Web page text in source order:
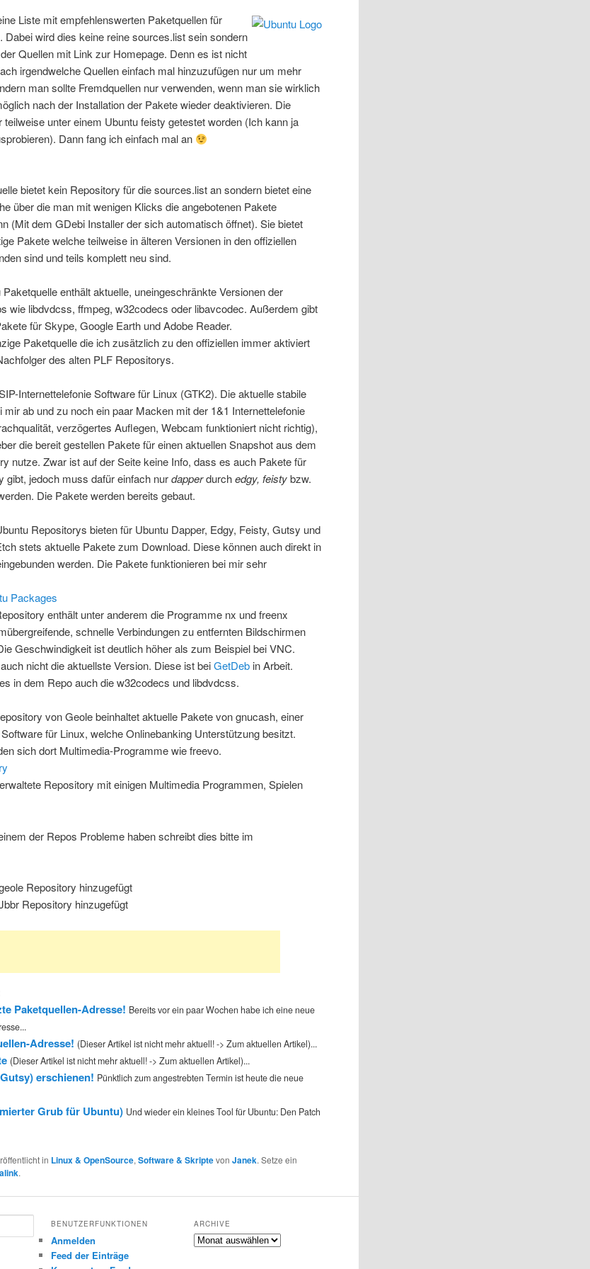
Liste mit empfehlenswerten Paketquellen für
Dabei wird dies keine reine sources.list sein sondern
Quellen mit Link zur Homepage. Denn es ist nicht
irgendwelche Quellen einfach mal hinzuzufügen nur um mehr
man sollte Fremdquellen nur verwenden, wenn man sie wirklich
nach der Installation der Pakete wieder deaktivieren. Die
teilweise unter einem Ubuntu feisty getestet worden (Ich kann ja
Dann fang ich einfach mal an
bietet kein Repository für die sources.list an sondern bietet eine
über die man mit wenigen Klicks die angebotenen Pakete
(Mit dem GDebi Installer der sich automatisch öffnet). Sie bietet
Pakete welche teilweise in älteren Versionen in den offiziellen
sind und teils komplett neu sind.
enthält aktuelle, uneingeschränkte Versionen der
wie libdvdcss, ffmpeg, w32codecs oder libavcodec. Außerdem gibt
für Skype, Google Earth und Adobe Reader.
Paketquelle die ich zusätzlich zu den offiziellen immer aktiviert
des alten PLF Repositorys.
Internettelefonie Software für Linux (GTK2). Die aktuelle stabile
mir ab und zu noch ein paar Macken mit der 1&1 Internettelefonie
verzögertes Auflegen, Webcam funktioniert nicht richtig),
die bereit gestellen Pakete für einen aktuellen Snapshot aus dem
nutze. Zwar ist auf der Seite keine Info, dass es auch Pakete für
gibt, jedoch muss dafür einfach nurdapperdurchedgy, feistybzw.
Die Pakete werden bereits gebaut.
Repositorys bieten für Ubuntu Dapper, Edgy, Feisty, Gutsy und
stets aktuelle Pakete zum Download. Diese können auch direkt in
werden. Die Pakete funktionieren bei mir sehr
Packages
enthält unter anderem die Programme nx und freenx
schnelle Verbindungen zu entfernten Bildschirmen
Geschwindigkeit ist deutlich höher als zum Beispiel bei VNC.
nicht die aktuellste Version. Diese ist beiGetDebin Arbeit.
in dem Repo auch die w32codecs und libdvdcss.
von Geole beinhaltet aktuelle Pakete von gnucash, einer
für Linux, welche Onlinebanking Unterstützung besitzt.
sich dort Multimedia-Programme wie freevo.
Repository mit einigen Multimedia Programmen, Spielen
der Repos Probleme haben schreibt dies bitte im
Repository hinzugefügt
Repository hinzugefügt
Paketquellen-Adresse! Bereits vor ein paar Wochen habe ich eine neue
Adresse! (Dieser Artikel ist nicht mehr aktuell! -> Zum aktuellen Artikel)...
(Dieser Artikel ist nicht mehr aktuell! -> Zum aktuellen Artikel)...
erschienen! Pünktlich zum angestrebten Termin ist heute die neue
Grub für Ubuntu) Und wieder ein kleines Tool für Ubuntu: Den Patch
in Linux & OpenSource,Software & SkriptevonJanek. Setze ein
.
BENUTZERFUNKTIONEN
Anmelden
Feed der Einträge
ARCHIVE
Archive